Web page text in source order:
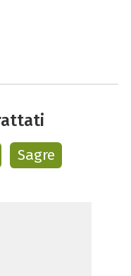
Sagre